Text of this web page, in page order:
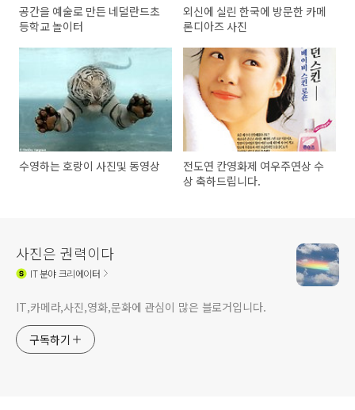
공간을 예술로 만든 네덜란드초
등학교 놀이터
외신에 실린 한국에 방문한 카메
론디아즈 사진
수영하는 호랑이 사진및 동영상
전도연 칸영화제 여우주연상 수
상 축하드립니다.
사진은 권력이다
IT분야 크리에이터
IT,카메라,사진,영화,문화에 관심이 많은 블로거입니다.
구독하기